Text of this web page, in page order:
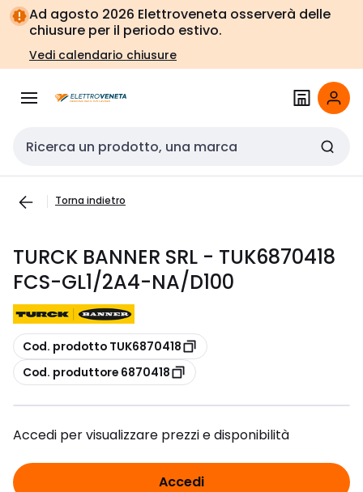
Vai alla
navigazione
Vai
alla
pagina
Ad agosto 2026 Elettroveneta osserverà delle
chiusure per il periodo estivo.
Vedi calendario chiusure
Cerca input
Torna indietro
TURCK BANNER SRL - TUK6870418
FCS-GL1/2A4-NA/D100
copia
Cod. prodotto TUK6870418
copia
Cod. produttore 6870418
Accedi per visualizzare prezzi e disponibilità
Accedi